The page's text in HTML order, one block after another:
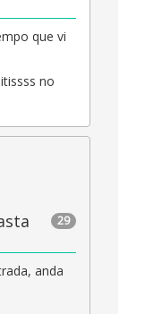
que vi
no
29
anda